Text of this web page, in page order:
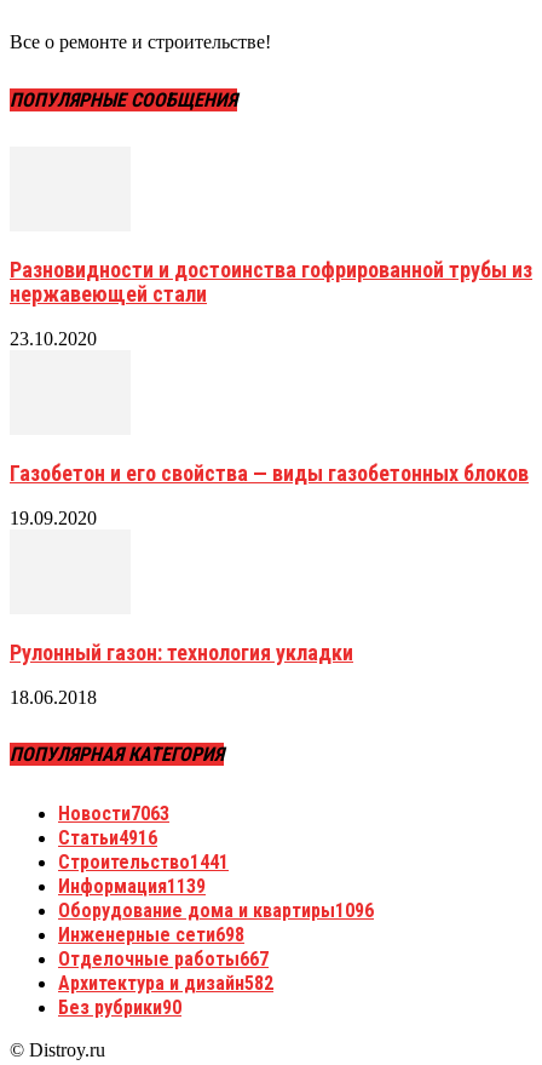
Все о ремонте и строительстве!
ПОПУЛЯРНЫЕ СООБЩЕНИЯ
Разновидности и достоинства гофрированной трубы из
нержавеющей стали
23.10.2020
Газобетон и его свойства — виды газобетонных блоков
19.09.2020
Рулонный газон: технология укладки
18.06.2018
ПОПУЛЯРНАЯ КАТЕГОРИЯ
Новости7063
Статьи4916
Строительство1441
Информация1139
Оборудование дома и квартиры1096
Инженерные сети698
Отделочные работы667
Архитектура и дизайн582
Без рубрики90
© Distroy.ru